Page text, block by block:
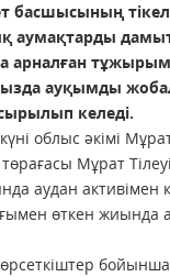
басшысының
аумақтарды
арналған
ауқымды
келеді.
облыс әкімі
Мұрат
аудан активімен
өткен жиында
бойынша